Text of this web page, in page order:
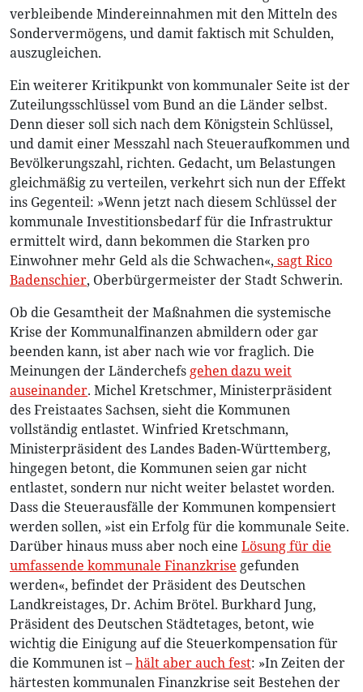
verbleibende Mindereinnahmen mit den Mitteln des
Sondervermögens, und damit faktisch mit Schulden,
auszugleichen.
Ein weiterer Kritikpunkt von kommunaler Seite ist der
Zuteilungsschlüssel vom Bund an die Länder selbst.
Denn dieser soll sich nach dem Königstein Schlüssel,
und damit einer Messzahl nach Steueraufkommen und
Bevölkerungszahl, richten. Gedacht, um Belastungen
gleichmäßig zu verteilen, verkehrt sich nun der Effekt
ins Gegenteil: »Wenn jetzt nach diesem Schlüssel der
kommunale Investitionsbedarf für die Infrastruktur
ermittelt wird, dann bekommen die Starken pro
Einwohner mehr Geld als die Schwachen«, sagt Rico
Badenschier, Oberbürgermeister der Stadt Schwerin.
Ob die Gesamtheit der Maßnahmen die systemische
Krise der Kommunalfinanzen abmildern oder gar
beenden kann, ist aber nach wie vor fraglich. Die
Meinungen der Länderchefsgehen dazu weit
auseinander. Michel Kretschmer, Ministerpräsident
des Freistaates Sachsen, sieht die Kommunen
vollständig entlastet. Winfried Kretschmann,
Ministerpräsident des Landes Baden-Württemberg,
hingegen betont, die Kommunen seien gar nicht
entlastet, sondern nur nicht weiter belastet worden.
Dass die Steuerausfälle der Kommunen kompensiert
werden sollen, »ist ein Erfolg für die kommunale Seite.
Darüber hinaus muss aber noch eine Lösung für die
umfassende kommunale Finanzkrise gefunden
werden«, befindet der Präsident des Deutschen
Landkreistages, Dr. Achim Brötel. Burkhard Jung,
Präsident des Deutschen Städtetages, betont, wie
wichtig die Einigung auf die Steuerkompensation für
die Kommunen ist –hält aber auch fest: »In Zeiten der
härtesten kommunalen Finanzkrise seit Bestehen der